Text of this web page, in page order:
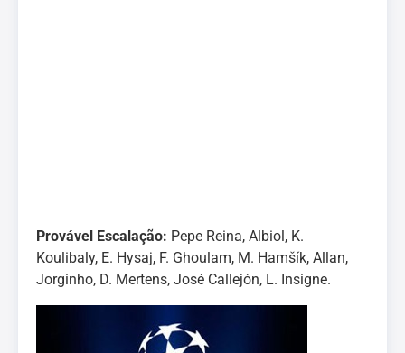
Provável Escalação: Pepe Reina, Albiol, K.
Koulibaly, E. Hysaj, F. Ghoulam, M. Hamšík, Allan,
Jorginho, D. Mertens, José Callejón, L. Insigne.